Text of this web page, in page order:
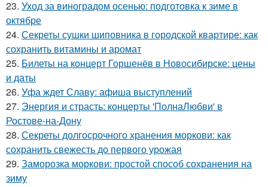
23. Уход за виноградом осенью: подготовка к зиме в
октябре
24. Секреты сушки шиповника в городской квартире: как
сохранить витамины и аромат
25. Билеты на концерт Горшенёв в Новосибирске: цены
и даты
26. Уфа ждет Славу: афиша выступлений
27. Энергия и страсть: концерты 'ПолнаЛюбви' в
Ростове-на-Дону
28. Секреты долгосрочного хранения моркови: как
сохранить свежесть до первого урожая
29. Заморозка моркови: простой способ сохранения на
зиму